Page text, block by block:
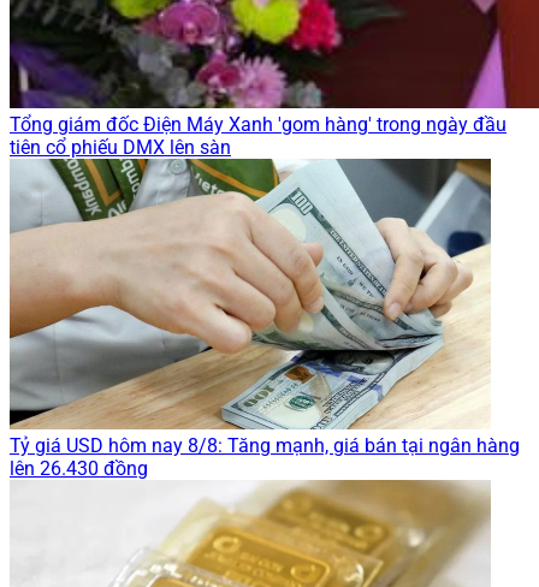
Tổng giám đốc Điện Máy Xanh 'gom hàng' trong ngày đầu
tiên cổ phiếu DMX lên sàn
Tỷ giá USD hôm nay 8/8: Tăng mạnh, giá bán tại ngân hàng
lên 26.430 đồng